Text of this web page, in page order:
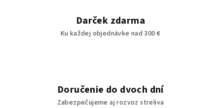
Darček zdarma
Ku každej objednávke nad 300 €
Doručenie do dvoch dní
Zabezpečujeme aj rozvoz streliva